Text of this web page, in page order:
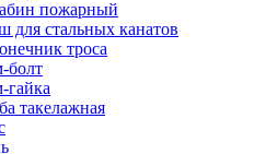
пожарный
для стальных канатов
троса
болт
такелажная